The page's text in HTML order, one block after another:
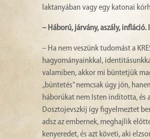
laktanyában vagy egy katonai
– Háború, járvány, aszály,
– Ha nem veszünk tudomást a
hagyományainkkal,
valamiben, akkor mi büntetjük
„büntetés” nemcsak úgy jön,
háborúkat nem Isten indította, és
Dosztojevszkij így figyelmeztet
adsz az embernek, meghajlik
kenyeredet, és azt követi, aki